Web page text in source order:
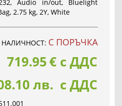
Audio in/out, Bluelight
2.75 kg, 2Y, White
НАЛИЧНОСТ: С ПОРЪЧКА
719.95€ с ДДС
лв. с ДДС